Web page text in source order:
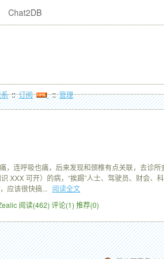
Chat2DB
::订阅 ::管理
，连呼吸也痛，后来发现和颈椎有点关联，去诊
XXX 可开）的病，“挨踢”人士、驾驶员、财会
应该很快搞... 阅读全文
阅读(462) 评论(1) 推荐(0)